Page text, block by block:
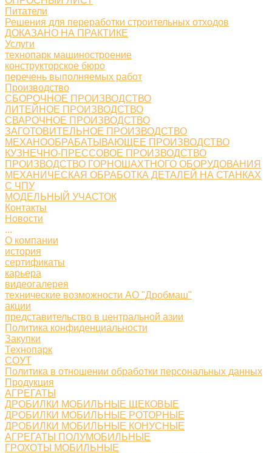
Питатели
Решения для переработки строительных отходов
ДОКАЗАНО НА ПРАКТИКЕ
Услуги
технопарк машиностроение
конструкторское бюро
перечень выполняемых работ
Производство
СБОРОЧНОЕ ПРОИЗВОДСТВО
ЛИТЕЙНОЕ ПРОИЗВОДСТВО
СВАРОЧНОЕ ПРОИЗВОДСТВО
ЗАГОТОВИТЕЛЬНОЕ ПРОИЗВОДСТВО
МЕХАНООБРАБАТЫВАЮЩЕЕ ПРОИЗВОДСТВО
КУЗНЕЧНО-ПРЕССОВОЕ ПРОИЗВОДСТВО
ПРОИЗВОДСТВО ГОРНОШАХТНОГО ОБОРУДОВАНИЯ
МЕХАНИЧЕСКАЯ ОБРАБОТКА ДЕТАЛЕЙ НА СТАНКАХ
С ЧПУ
МОДЕЛЬНЫЙ УЧАСТОК
Контакты
Новости
...
О компании
история
сертификаты
карьера
видеогалерея
технические возможности АО "Дробмаш"
акции
представительство в центральной азии
Политика конфиденциальности
Закупки
Технопарк
СОУТ
Политика в отношении обработки персональных данных
Продукция
АГРЕГАТЫ
ДРОБИЛКИ МОБИЛЬНЫЕ ЩЕКОВЫЕ
ДРОБИЛКИ МОБИЛЬНЫЕ РОТОРНЫЕ
ДРОБИЛКИ МОБИЛЬНЫЕ КОНУСНЫЕ
АГРЕГАТЫ ПОЛУМОБИЛЬНЫЕ
ГРОХОТЫ МОБИЛЬНЫЕ